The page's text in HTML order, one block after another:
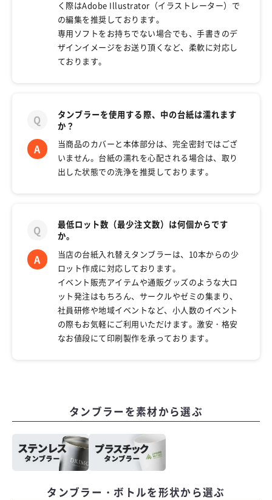
く際はAdobe Illustrator（イラストレーター）で
の編集を推奨しております。
専用ソフトをお持ちでない場合でも、手書きのデ
ザインイメージをお送り頂くなど、柔軟に対応し
ております。
タンブラーを使用する際、中の台紙は濡れます
か？
当商品のカバーと本体部分は、完全密封ではござ
いません。台紙の濡れを心配される場合は、取り
出した状態での洗浄を推奨しております。
最低ロット数（最少注文数）は何個からです
か。
当店の台紙入れ替えタンブラーは、10本からの少
ロット作成に対応しております。
イベント販売アイテムや通販グッズのような大ロ
ット発注はもちろん、サークルやゼミの集まり、
社員研修や地域イベントなど、小人数のイベント
の際もお気軽にご利用いただけます。激安・格安
なお値段にて印刷製作を承っております。
タンブラーを素材から選ぶ
タンブラー・ボトルを形状から選ぶ